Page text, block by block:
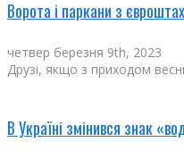
Ворота і паркани з
четвер березня 9th, 2023
Друзі, якщо з приходом
В Україні змінився знак